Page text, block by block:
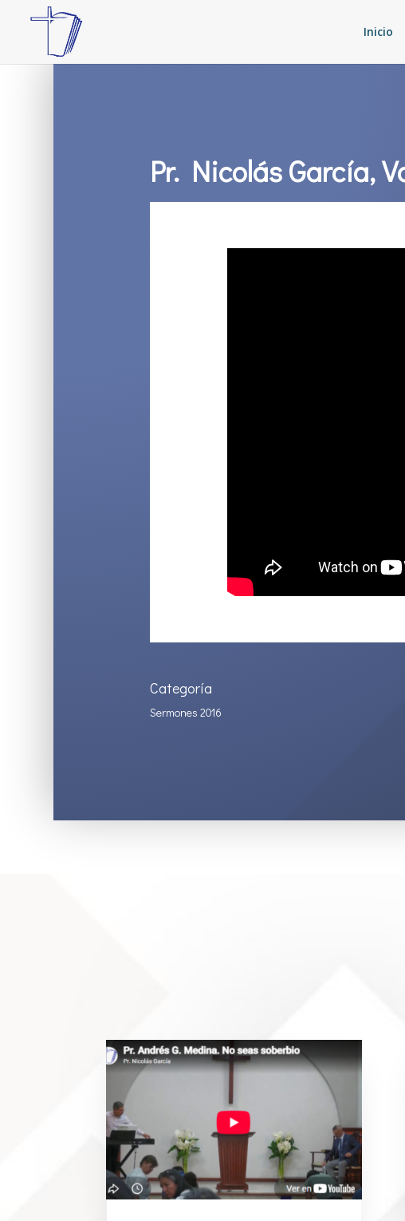
Inicio
Pr. Nicolás García,
Categoría
Sermones 2016